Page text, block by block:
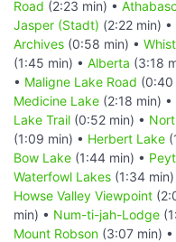
Road (2:23 min) •
Jasper (Stadt) (2:22 min) •
Archives (0:58 min) •
(1:45 min) • Alberta (3:18
• Maligne Lake Road (0:40
Medicine Lake (2:18 min) •
Lake Trail (0:52 min) •
(1:09 min) • Herbert Lake
Bow Lake (1:44 min) •
Waterfowl Lakes (1:34 min)
Howse Valley Viewpoint
min) • Num-ti-jah-Lodge
Mount Robson (3:07 min) •